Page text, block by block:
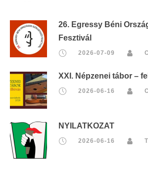
26. Egressy Béni
Fesztivál
2026-07-09
XXI. Népzenei tábor –
2026-06-16
NYILATKOZAT
2026-06-16